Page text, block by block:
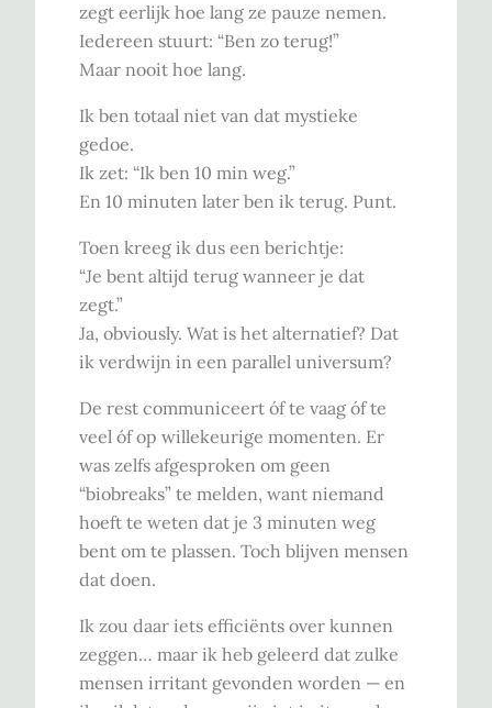
zegt eerlijk hoe lang ze pauze nemen.
Iedereen stuurt: “Ben zo terug!”
Maar nooit hoe lang.
Ik ben totaal niet van dat mystieke
gedoe.
Ik zet: “Ik ben 10 min weg.”
En 10 minuten later ben ik terug. Punt.
Toen kreeg ik dus een berichtje:
“Je bent altijd terug wanneer je dat
zegt.”
Ja, obviously. Wat is het alternatief? Dat
ik verdwijn in een parallel universum?
De rest communiceert óf te vaag óf te
veel óf op willekeurige momenten. Er
was zelfs afgesproken om geen
“biobreaks” te melden, want niemand
hoeft te weten dat je 3 minuten weg
bent om te plassen. Toch blijven mensen
dat doen.
Ik zou daar iets efficiënts over kunnen
zeggen… maar ik heb geleerd dat zulke
mensen irritant gevonden worden — en